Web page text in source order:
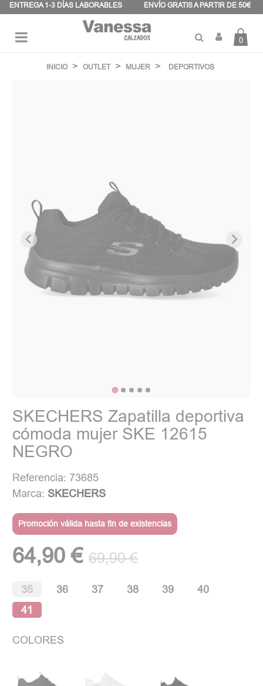
ENTREGA 1-3 DÍAS LABORABLES ENVÍO GRATIS A PARTIR DE 50€
palanca
0
INICIO OUTLET MUJER DEPORTIVOS
SKECHERS Zapatilla deportiva
cómoda mujer SKE 12615
NEGRO
Referencia: 73685
Marca: SKECHERS
Promoción válida hasta fin de existencias
64,90 € 69,90 €
35 36 37 38 39
40
41
COLORES
Panel de gestión de cookies